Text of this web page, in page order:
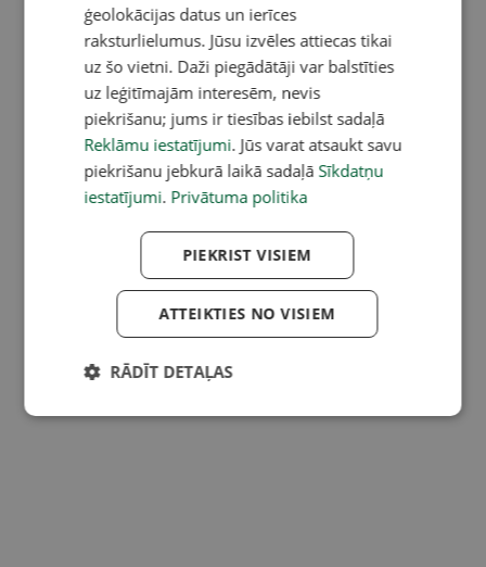
ģeolokācijas datus un ierīces
raksturlielumus. Jūsu izvēles attiecas tikai
uz šo vietni. Daži piegādātāji var balstīties
uz leģitīmajām interesēm, nevis
piekrišanu; jums ir tiesības iebilst sadaļā
Reklāmu iestatījumi. Jūs varat atsaukt savu
piekrišanu jebkurā laikā sadaļā Sīkdatņu
iestatījumi. Privātuma politika
PIEKRIST VISIEM
ATTEIKTIES NO VISIEM
RĀDĪT DETAĻAS